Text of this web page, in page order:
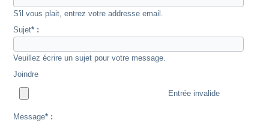
S'il vous plait, entrez votre addresse email.
Sujet* :
Veuillez écrire un sujet pour votre message.
Joindre
Entrée invalide
Message* :